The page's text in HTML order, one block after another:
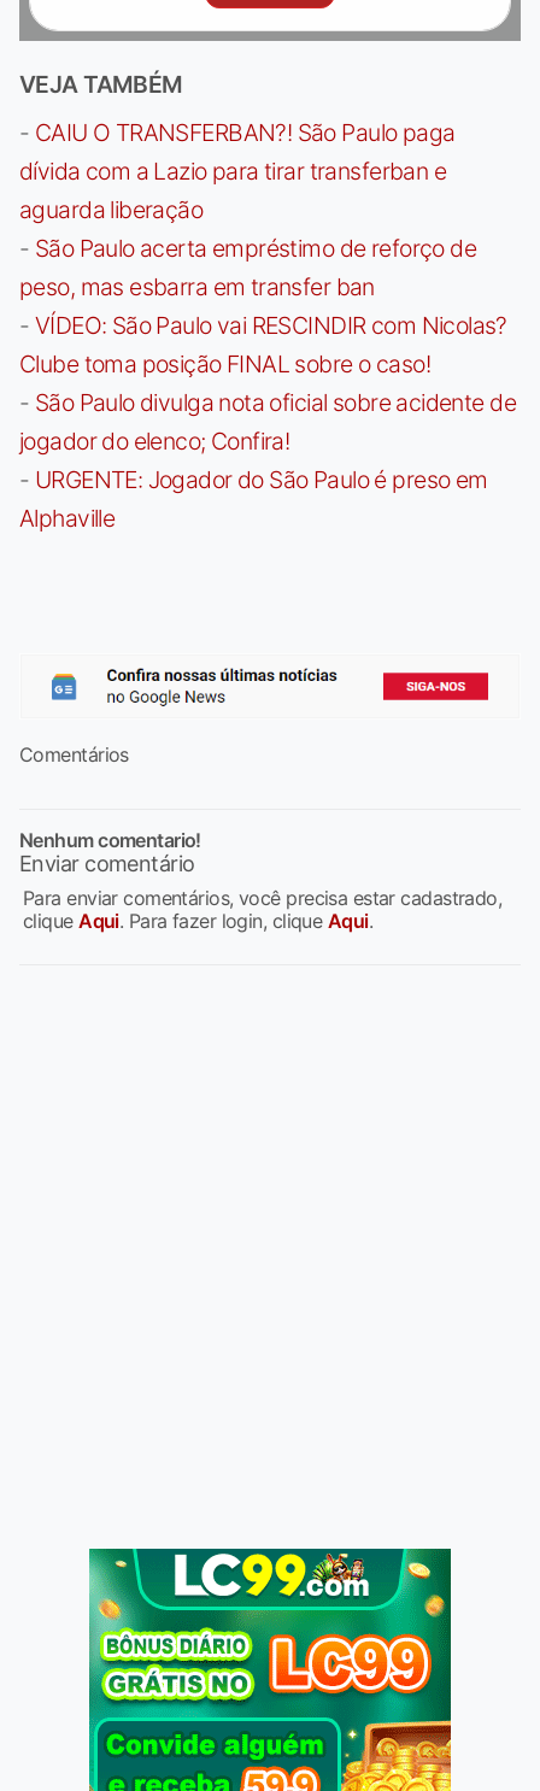
VEJA TAMBÉM
- CAIU O TRANSFERBAN?! São Paulo paga
dívida com a Lazio para tirar transferban e
aguarda liberação
- São Paulo acerta empréstimo de reforço de
peso, mas esbarra em transfer ban
- VÍDEO: São Paulo vai RESCINDIR com Nicolas?
Clube toma posição FINAL sobre o caso!
- São Paulo divulga nota oficial sobre acidente de
jogador do elenco; Confira!
- URGENTE: Jogador do São Paulo é preso em
Alphaville
Comentários
Nenhum comentario!
Enviar comentário
Para enviar comentários, você precisa estar cadastrado,
cliqueAqui. Para fazer login, clique Aqui.